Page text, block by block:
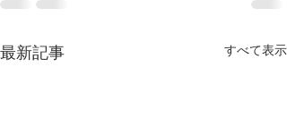
最新記事 すべて表示